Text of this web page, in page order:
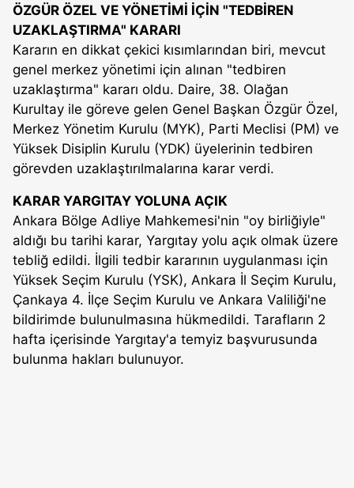
ÖZGÜR ÖZEL VE YÖNETİMİ İÇİN "TEDBİREN
UZAKLAŞTIRMA" KARARI
Kararın en dikkat çekici kısımlarından biri, mevcut
genel merkez yönetimi için alınan "tedbiren
uzaklaştırma" kararı oldu. Daire, 38. Olağan
Kurultay ile göreve gelen Genel Başkan Özgür Özel,
Merkez Yönetim Kurulu (MYK), Parti Meclisi (PM) ve
Yüksek Disiplin Kurulu (YDK) üyelerinin tedbiren
görevden uzaklaştırılmalarına karar verdi.
KARAR YARGITAY YOLUNA AÇIK
Ankara Bölge Adliye Mahkemesi'nin "oy birliğiyle"
aldığı bu tarihi karar, Yargıtay yolu açık olmak üzere
tebliğ edildi. İlgili tedbir kararının uygulanması için
Yüksek Seçim Kurulu (YSK), Ankara İl Seçim Kurulu,
Çankaya 4. İlçe Seçim Kurulu ve Ankara Valiliği'ne
bildirimde bulunulmasına hükmedildi. Tarafların 2
hafta içerisinde Yargıtay'a temyiz başvurusunda
bulunma hakları bulunuyor.